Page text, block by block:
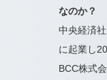
なのか？
中央経済
に起業し
BCC株式